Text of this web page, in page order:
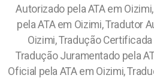
Autorizado pela ATA em
pela ATA em Oizimi, Tradutor
Oizimi, Tradução
Tradução Juramentado pela
Oficial pela ATA em Oizimi,